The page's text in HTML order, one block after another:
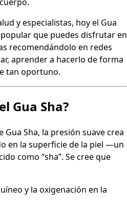
y especialistas, hoy el Gua
que puedes disfrutar en
recomendándolo en redes
aprender a hacerlo de forma
tan oportuno.
Gua Sha?
Sha, la presión suave crea
en la superficie de la piel —un
como “sha”. Se cree que
y la oxigenación en la